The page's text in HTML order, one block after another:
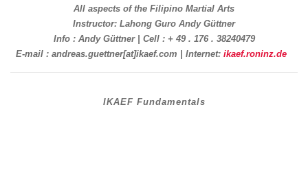
All aspects of the Filipino Martial Arts
Instructor: Lahong Guro Andy Güttner
Info : Andy Güttner | Cell : + 49 . 176 . 38240479
E-mail : andreas.guettner[at]ikaef.com | Internet: ikaef.roninz.de
IKAEF Fundamentals